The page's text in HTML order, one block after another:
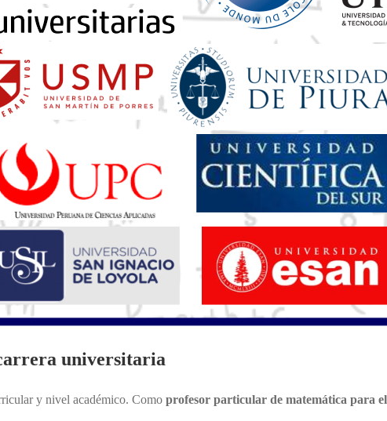
universitaria
y nivel académico. Como profesor particular de matemática para